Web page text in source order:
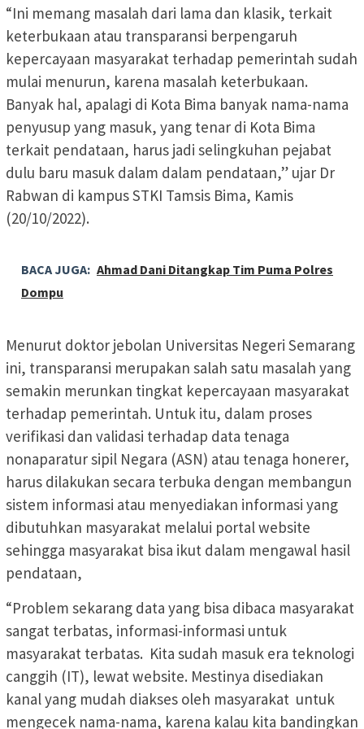
“Ini memang masalah dari lama dan klasik, terkait
keterbukaan atau transparansi berpengaruh
kepercayaan masyarakat terhadap pemerintah sudah
mulai menurun, karena masalah keterbukaan.
Banyak hal, apalagi di Kota Bima banyak nama-nama
penyusup yang masuk, yang tenar di Kota Bima
terkait pendataan, harus jadi selingkuhan pejabat
dulu baru masuk dalam dalam pendataan,” ujar Dr
Rabwan di kampus STKI Tamsis Bima, Kamis
(20/10/2022).
BACA JUGA: Ahmad Dani Ditangkap Tim Puma Polres
Dompu
Menurut doktor jebolan Universitas Negeri Semarang
ini, transparansi merupakan salah satu masalah yang
semakin merunkan tingkat kepercayaan masyarakat
terhadap pemerintah. Untuk itu, dalam proses
verifikasi dan validasi terhadap data tenaga
nonaparatur sipil Negara (ASN) atau tenaga honerer,
harus dilakukan secara terbuka dengan membangun
sistem informasi atau menyediakan informasi yang
dibutuhkan masyarakat melalui portal website
sehingga masyarakat bisa ikut dalam mengawal hasil
pendataan,
“Problem sekarang data yang bisa dibaca masyarakat
sangat terbatas, informasi-informasi untuk
masyarakat terbatas. Kita sudah masuk era teknologi
canggih (IT), lewat website. Mestinya disediakan
kanal yang mudah diakses oleh masyarakat untuk
mengecek nama-nama, karena kalau kita bandingkan